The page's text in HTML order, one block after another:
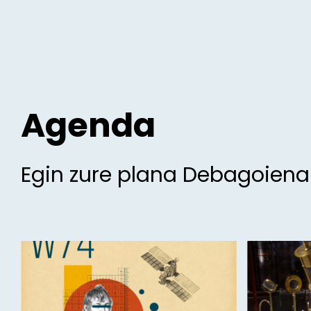
Agenda
Egin zure plana